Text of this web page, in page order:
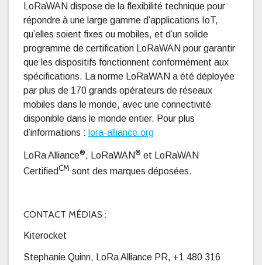
LoRaWAN dispose de la flexibilité technique pour
répondre à une large gamme d’applications IoT,
qu’elles soient fixes ou mobiles, et d’un solide
programme de certification LoRaWAN pour garantir
que les dispositifs fonctionnent conformément aux
spécifications. La norme LoRaWAN a été déployée
par plus de 170 grands opérateurs de réseaux
mobiles dans le monde, avec une connectivité
disponible dans le monde entier. Pour plus
d’informations : lora-alliance.org
LoRa Alliance®, LoRaWAN® et LoRaWAN
CertifiedCM sont des marques déposées.
CONTACT MÉDIAS :
Kiterocket
Stephanie Quinn, LoRa Alliance PR, +1 480 316